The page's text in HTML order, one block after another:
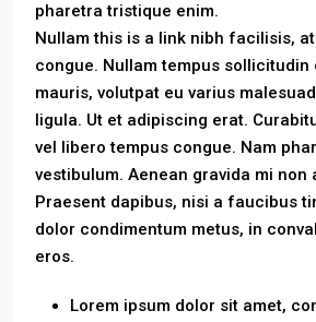
pharetra tristique enim.
Nullam this is a link nibh facilisis,
congue. Nullam tempus sollicitudin
mauris, volutpat eu varius
ligula. Ut et adipiscing erat.
vel libero tempus congue. Nam
vestibulum. Aenean gravida mi non
Praesent dapibus, nisi a faucibus
dolor condimentum metus, in
eros.
Lorem ipsum dolor sit amet,